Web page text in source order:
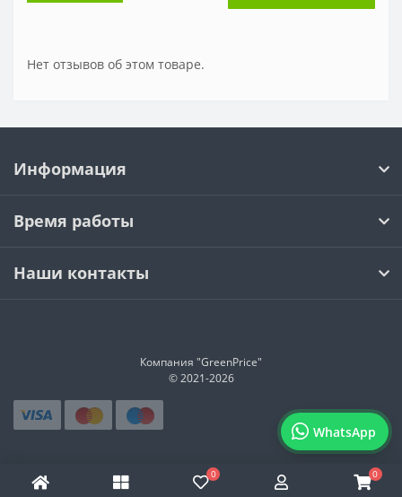
0 0
Нет отзывов об этом товаре.
WhatsApp
Информация
Время работы
Наши контакты
Компания "GreenPrice"
© 2021-2026